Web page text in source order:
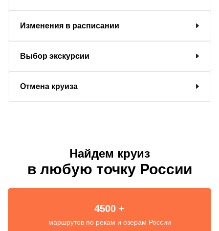
Изменения в расписании
Выбор экскурсии
Отмена круиза
Найдем круиз
в любую точку России
4500 +
маршрутов по рекам и озерам России